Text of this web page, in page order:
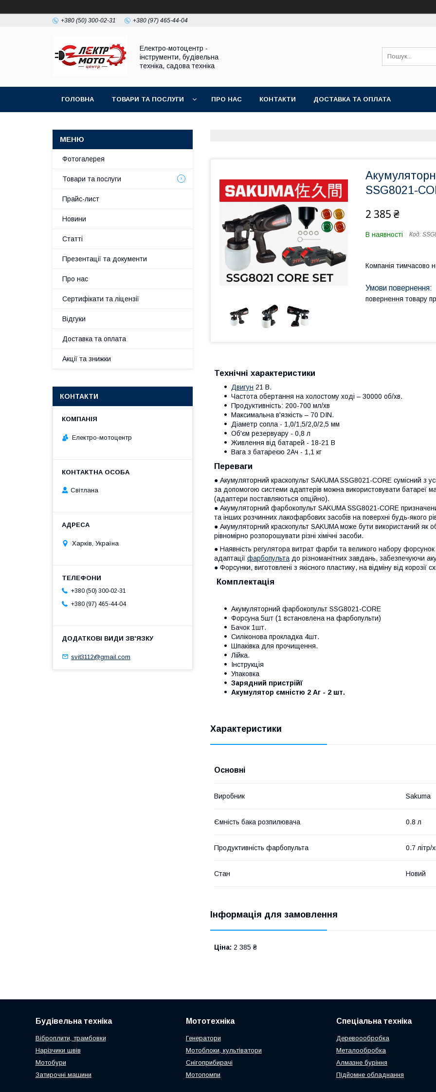
+380 (50) 300-02-31 +380 (97) 465-44-04
Електро-мотоцентр -
інструменти, будівельна
техніка, садова техніка
ГОЛОВНА ТОВАРИ ТА ПОСЛУГИ ПРО НАС КОНТАКТИ ДОСТАВКА ТА ОПЛАТА
SSG8021-
2 385 ₴
В наявності Код:
Компанія тимчасово
повернення товару
Технічні характеристики
Двигун 21 В.
Частота обертання на холостому ході – 30000 об/хв.
Продуктивність: 200-700 мл/хв
Максимальна в'язкість – 70 DIN.
Діаметр сопла - 1,0/1,5/2,0/2,5 мм
Об'єм резервуару - 0,8 л
Живлення від батарей - 18-21 В
Вага з батареєю 2Ач - 1,1 кг
Переваги
● Акумуляторний краскопульт SAKUMA SSG8021-CORE сумісний з
за допомогою системи адаптерів можна використовувати батареї
(адаптери поставляються опційно).
● Акумуляторний фарбокопульт SAKUMA SSG8021-CORE
та інших розчинних лакофарбових засобів на поверхні будь-якого
● Акумуляторний краскопульт SAKUMA може бути використаний
рівномірно розпорошувати різні хімічні засоби.
● Наявність регулятора витрат фарби та великого набору форсунок
адаптації фарбопульта до різноманітних завдань, забезпечуючи
● Форсунки, виготовлені з якісного пластику, на відміну від
Комплектація
Акумуляторний фарбокопульт SSG8021-CORE
Форсуна 5шт (1 встановлена на фарбопульти)
Бачок 1шт.
Силіконова прокладка 4шт.
Шпаківка для прочищення.
Лійка.
Інструкція
Упаковка
Зарядний пристрійї
Акумулятор ємністю 2 Аг - 2 шт.
Характеристики
Основні
Виробник Sakuma
Ємність бака розпилювача 0.8 л
Продуктивність фарбопульта 0.7 літр/
Стан Новий
Інформація для замовлення
Ціна: 2 385 ₴
Фотогалерея
Товари та послуги
Прайс-лист
Новини
Статті
Презентації та документи
Про нас
Сертифікати та ліцензії
Відгуки
Доставка та оплата
Акції та знижки
КОНТАКТИ
Електро-мотоцентр
Світлана
Харків, Україна
+380 (50) 300-02-31
+380 (97) 465-44-04
svit3112@gmail.com
Будівельна техніка
Віброплити, трамбовки
Нарізчики швів
Мотобури
Затирочні машини
Мототехніка
Генератори
Мотоблоки, культіватори
Снігоприбирачі
Мотопомпи
Спеціальна техніка
Деревоообробка
Металообробка
Алмазне буріння
Підйомне обладнання